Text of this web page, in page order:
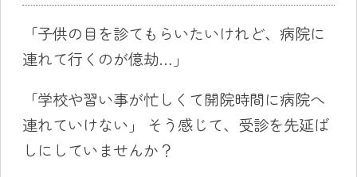
「子供の目を診てもらいたいけれど、病院に
連れて行くのが億劫…」
「学校や習い事が忙しくて開院時間に病院へ
連れていけない」 そう感じて、受診を先延ば
しにしていませんか？